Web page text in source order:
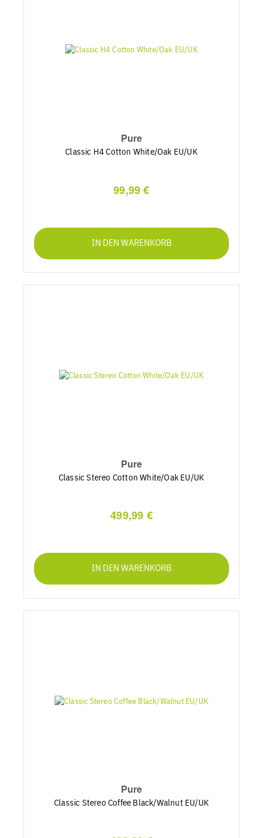
Pure
Classic H4 Cotton White/Oak EU/UK
99,99 €
IN DEN WARENKORB
Pure
Classic Stereo Cotton White/Oak EU/UK
499,99 €
IN DEN WARENKORB
Pure
Classic Stereo Coffee Black/Walnut EU/UK